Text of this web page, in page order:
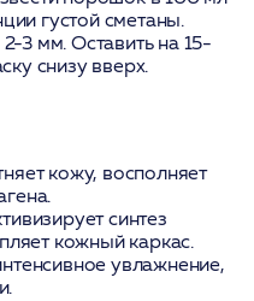
густой сметаны.
3 мм. Оставить на 15-
снизу вверх.
кожу, восполняет
синтез
кожный каркас.
увлажнение,